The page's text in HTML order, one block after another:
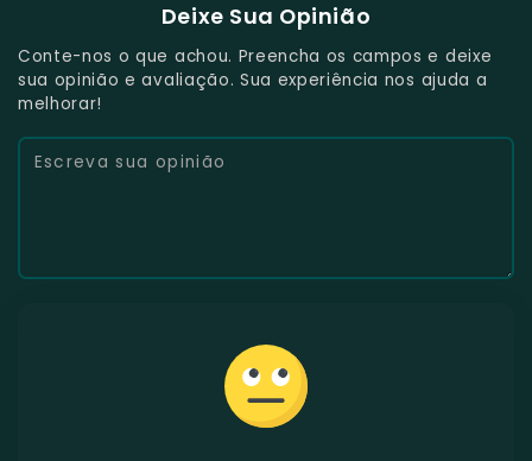
Deixe Sua Opinião
Conte-nos o que achou. Preencha os campos e deixe
sua opinião e avaliação. Sua experiência nos ajuda a
melhorar!